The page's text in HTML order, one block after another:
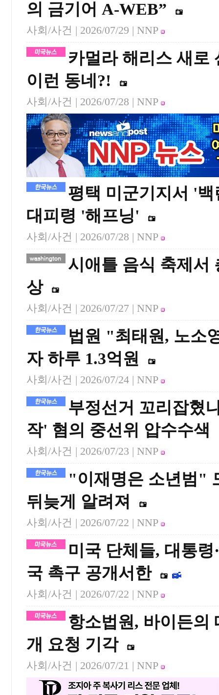
의 금기어 A-WEB”
사회/사건 | 2026/07/29 | NNP
카멀라 해리스 새로
이런 동네?!
사회/사건 | 2026/07/28 | NNP
평택 미군기지서 '
대피령 '해프닝'
사회/사건 | 2026/07/28 | NNP
시애틀 음식 축제서
상
사회/사건 | 2026/07/27 | NNP
법원 "최태원, 노소
자 하루 1.3억원
사회/사건 | 2026/07/24 | NNP
부정선거 꼬리잡혔
작' 혐의 중선위 압수수색
사회/사건 | 2026/07/23 | NNP
"이재명은 소년범"
뒤늦게 알려져
사회/사건 | 2026/07/22 | NNP
미국 단체들, 대통
국 촉구 공개서한
사회/사건 | 2026/07/22 | NNP
항소법원, 바이든의
개 요청 기각
사회/사건 | 2026/07/21 | NNP